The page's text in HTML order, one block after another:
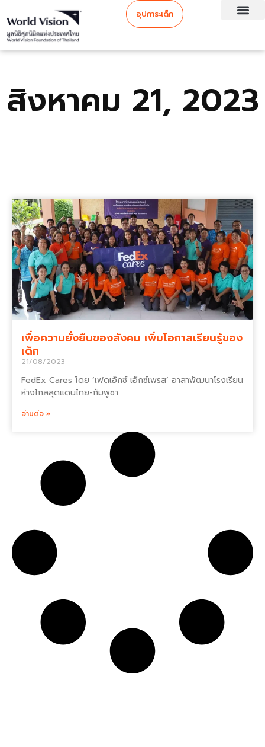
อุปการะเด็ก
สิงหาคม 21, 2023
เพื่อความยั่งยืนของสังคม เพิ่มโอกาสเรียนรู้ของ
เด็ก
21/08/2023
FedEx Cares โดย ‘เฟดเอ็กซ์ เอ็กซ์เพรส’ อาสาพัฒนาโรงเรียน
ห่างไกลสุดแดนไทย-กัมพูชา
อ่านต่อ »